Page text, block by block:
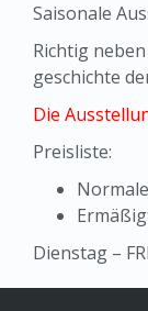
Saisonale
Richtig
geschichte
Die
Preisliste:
Dienstag –